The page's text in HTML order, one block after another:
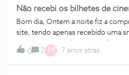
na TV" 3. carreg
Não recebi os bilhetes de
Bom dia, Ontem a noite fiz a
site, tendo apenas recebido uma
mas não o e-mail Com os
nada. Que devo fazer ?!
0 2 M 7 anos atrás